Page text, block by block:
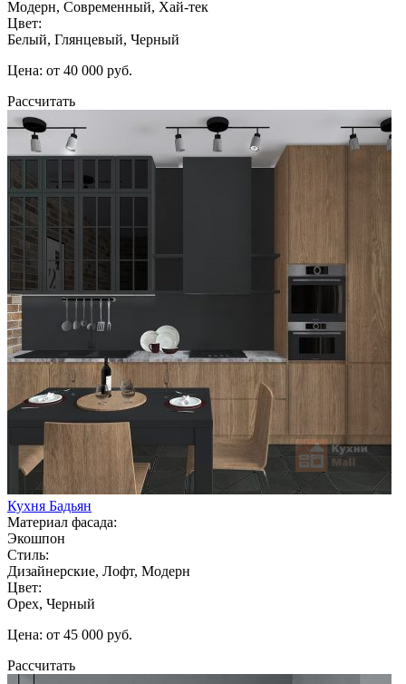
Модерн, Современный, Хай-тек
Цвет:
Белый, Глянцевый, Черный
Цена: от 40 000 руб.
Рассчитать
Кухня Бадьян
Материал фасада:
Экошпон
Стиль:
Дизайнерские, Лофт, Модерн
Цвет:
Орех, Черный
Цена: от 45 000 руб.
Рассчитать